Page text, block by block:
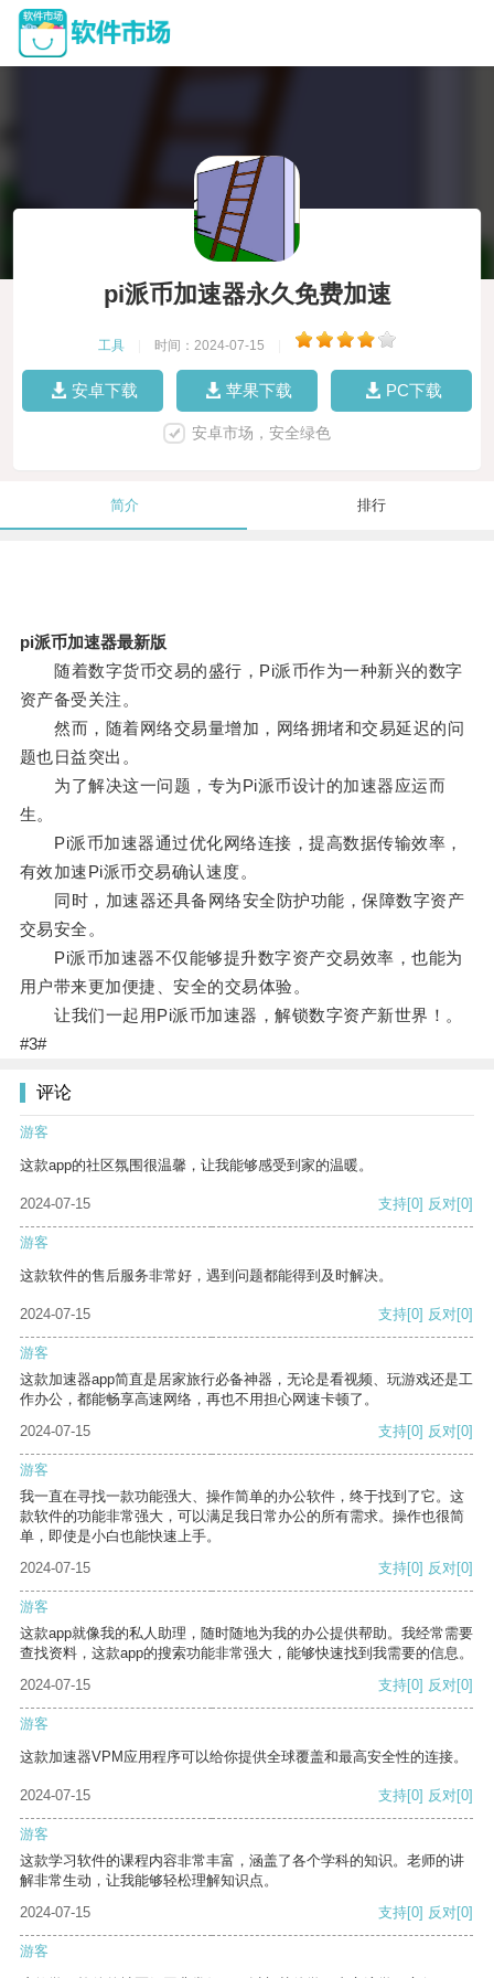
pi派币加速器永久免费加速
工具 时间：2024-07-15
安卓下载 苹果下载 PC下载
安卓市场，安全绿色
简介 排行
pi派币加速器最新版
随着数字货币交易的盛行，Pi派币作为一种新兴的数字
资产备受关注。
然而，随着网络交易量增加，网络拥堵和交易延迟的问
题也日益突出。
为了解决这一问题，专为Pi派币设计的加速器应运而
生。
Pi派币加速器通过优化网络连接，提高数据传输效率，
有效加速Pi派币交易确认速度。
同时，加速器还具备网络安全防护功能，保障数字资产
交易安全。
Pi派币加速器不仅能够提升数字资产交易效率，也能为
用户带来更加便捷、安全的交易体验。
让我们一起用Pi派币加速器，解锁数字资产新世界！。
#3#
评论
游客
这款app的社区氛围很温馨，让我能够感受到家的温暖。
2024-07-15 支持[0] 反对[0]
游客
这款软件的售后服务非常好，遇到问题都能得到及时解决。
2024-07-15 支持[0] 反对[0]
游客
这款加速器app简直是居家旅行必备神器，无论是看视频、玩游戏还是工
作办公，都能畅享高速网络，再也不用担心网速卡顿了。
2024-07-15
支持[0] 反对[0]
游客
我一直在寻找一款功能强大、操作简单的办公软件，终于找到了它。这
款软件的功能非常强大，可以满足我日常办公的所有需求。操作也很简
单，即使是小白也能快速上手。
2024-07-15
支持[0] 反对[0]
游客
这款app就像我的私人助理，随时随地为我的办公提供帮助。我经常需要
查找资料，这款app的搜索功能非常强大，能够快速找到我需要的信息。
2024-07-15
支持[0] 反对[0]
游客
这款加速器VPM应用程序可以给你提供全球覆盖和最高安全性的连接。
2024-07-15 支持[0] 反对[0]
游客
这款学习软件的课程内容非常丰富，涵盖了各个学科的知识。老师的讲
解非常生动，让我能够轻松理解知识点。
2024-07-15
支持[0] 反对[0]
游客